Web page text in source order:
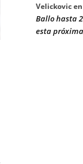
Velickovicen
Ballo hasta
esta